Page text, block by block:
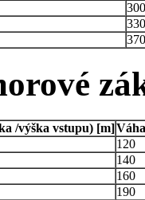
300
330
370
/výška vstupu) [m]
120
140
160
190